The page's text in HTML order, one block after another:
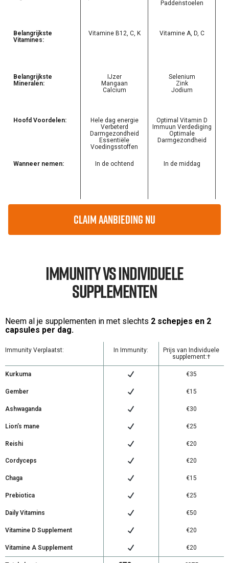
Paddenstoelen
Belangrijkste
Vitamines:
Vitamine B12, C, K Vitamine A, D, C
Belangrijkste
Mineralen:
IJzer
Mangaan
Calcium
Selenium
Zink
Jodium
Hoofd Voordelen:
Hele dag energie
Verbeterd
Darmgezondheid
Essentiële
Voedingsstoffen
Optimal Vitamin D
Immuun Verdediging
Optimale
Darmgezondheid
Wanneer nemen: In de ochtend In de middag
Claim Aanbieding Nu
Immunity VS Individuele
Supplementen
Neem al je supplementen in met slechts 2 schepjes en 2
capsules per dag.
Immunity Verplaatst: In Immunity:
Prijs van Individuele
supplement:†
Kurkuma €35
Gember €15
Ashwaganda €30
Lion’s mane €25
Reishi €20
Cordyceps €20
Chaga €15
Prebiotica €25
Daily Vitamins €50
Vitamine D Supplement €20
Vitamine A Supplement €20